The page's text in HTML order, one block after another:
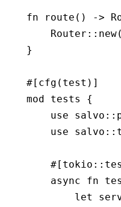
fn route () ->
    Router
:: new
}
#[cfg(test)]
mod tests {
    use
salvo ::
    use
salvo ::
    #[tokio
::
    async
fn
        let